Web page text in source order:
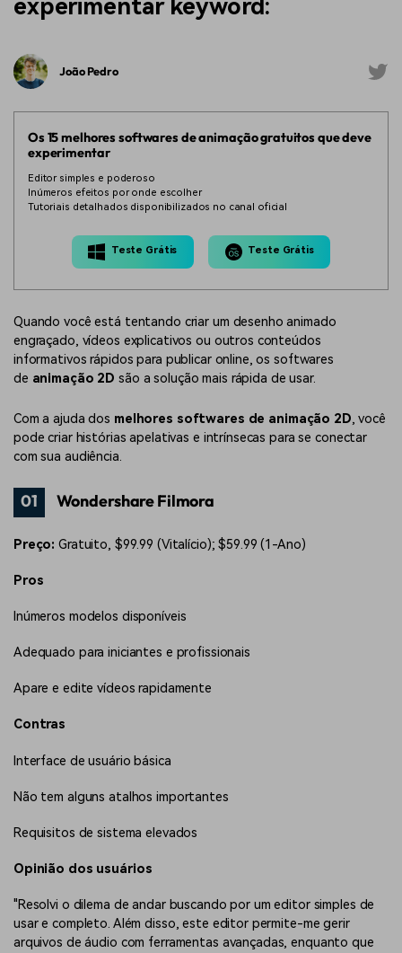
experimentar keyword:
João Pedro
Os 15 melhores softwares de animação gratuitos que deve
experimentar
Editor simples e poderoso
Inúmeros efeitos por onde escolher
Tutoriais detalhados disponibilizados no canal oficial
Teste Grátis Teste Grátis
Quando você está tentando criar um desenho animado
engraçado, vídeos explicativos ou outros conteúdos
informativos rápidos para publicar online, os softwares
de animação 2D são a solução mais rápida de usar.
Com a ajuda dos melhores softwares de animação 2D, você
pode criar histórias apelativas e intrínsecas para se conectar
com sua audiência.
01 Wondershare Filmora
Preço: Gratuito, $99.99 (Vitalício); $59.99 (1-Ano)
Pros
Inúmeros modelos disponíveis
Adequado para iniciantes e profissionais
Apare e edite vídeos rapidamente
Contras
Interface de usuário básica
Não tem alguns atalhos importantes
Requisitos de sistema elevados
Opinião dos usuários
"Resolvi o dilema de andar buscando por um editor simples de
usar e completo. Além disso, este editor permite-me gerir
arquivos de áudio com ferramentas avançadas, enquanto que